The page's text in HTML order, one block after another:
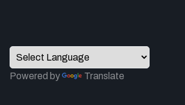
Powered by Translate